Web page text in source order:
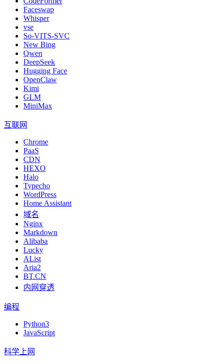
Faceswap
Whisper
vse
So-VITS-SVC
New Bing
Qwen
DeepSeek
Hugging Face
OpenClaw
Kimi
GLM
MiniMax
互联网
Chrome
PaaS
CDN
HEXO
Halo
Typecho
WordPress
Home Assistant
域名
Nginx
Markdown
Alibaba
Lucky
AList
Aria2
BT.CN
内网穿透
编程
Python3
JavaScript
科学上网